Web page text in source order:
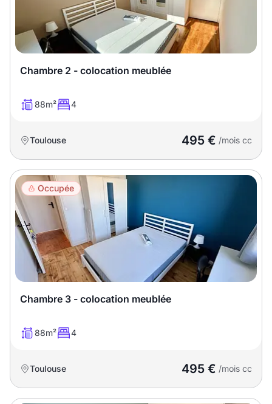
Chambre 2 - colocation meublée
88m² 4
Toulouse 495 € /mois cc
Occupée
Chambre 3 - colocation meublée
88m² 4
Toulouse 495 € /mois cc